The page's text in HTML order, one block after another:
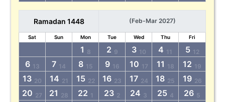
Ramadan 1448 (Feb-Mar 2027)
Sat Sun Mon Tue Wed Thu Fri
1 8 2 9 3 10 4 11 5 12
6 13 7 14 8 15 9 16 10 17 11 18 12 19
13 20 14 21 15 22 16 23 17 24 18 25 19 26
20 27 21 28 22 1 23 2 24 3 25 4 26 5